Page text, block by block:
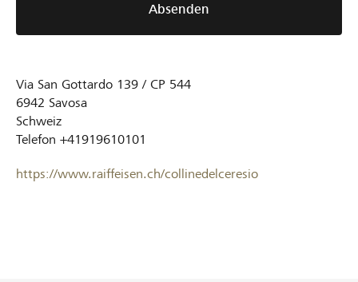
Absenden
Via San Gottardo 139 / CP 544
6942 Savosa
Schweiz
Telefon +41919610101
https://www.raiffeisen.ch/collinedelceresio